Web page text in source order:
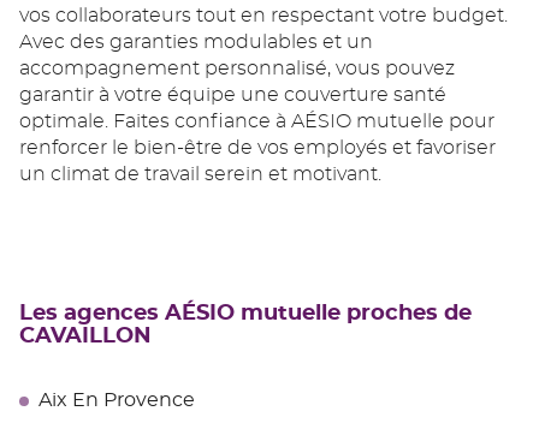
vos collaborateurs tout en respectant votre budget.
Avec des garanties modulables et un
accompagnement personnalisé, vous pouvez
garantir à votre équipe une couverture santé
optimale. Faites confiance à AÉSIO mutuelle pour
renforcer le bien-être de vos employés et favoriser
un climat de travail serein et motivant.
Les agences AÉSIO mutuelle proches de
CAVAILLON
Aix En Provence